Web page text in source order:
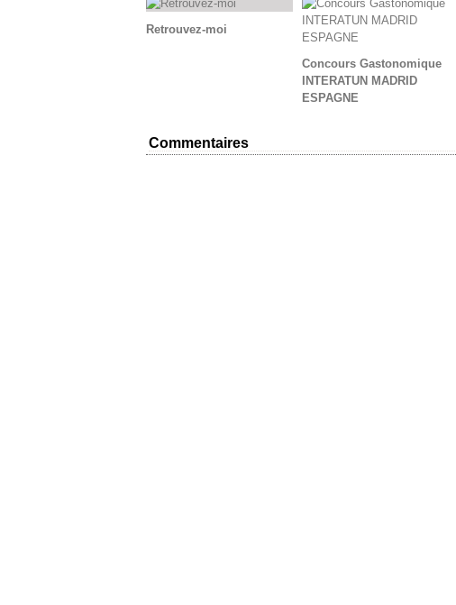
Retrouvez-moi
Concours Gastonomique
INTERATUN MADRID
ESPAGNE
Commentaires